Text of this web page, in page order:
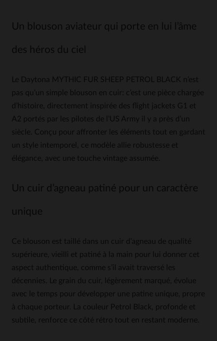
Un blouson aviateur qui porte en lui l’âme
des héros du ciel
Le Daytona MYTHIC FUR SHEEP PETROL BLACK n’est
pas qu’un simple blouson en cuir: c’est une pièce chargée
d’histoire, directement inspirée des flight jackets G1 et
A2 portés par les pilotes de l’US Army il y a près d’un
siècle. Conçu pour affronter les éléments tout en gardant
un style intemporel, ce modèle allie robustesse et
élégance, avec une touche vintage assumée.
Un cuir d’agneau patiné pour un caractère
unique
Ce blouson est taillé dans un cuir d’agneau de qualité
supérieure, vieilli et patiné à la main pour lui donner cet
aspect authentique, comme s’il avait traversé les
décennies. Le grain du cuir, légèrement marqué, évolue
avec le temps pour développer une patine unique, propre
à chaque porteur. La couleur Petrol Black, profonde et
subtile, renforce ce côté rétro tout en restant moderne.